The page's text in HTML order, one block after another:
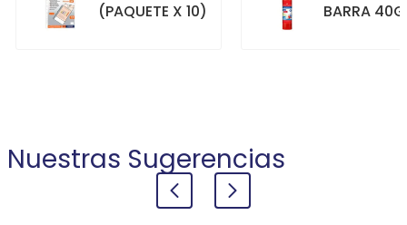
(PAQUETE X 10)
BARRA
Nuestras Sugerencias